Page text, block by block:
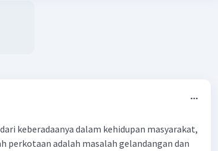
keberadaanya dalam kehidupan masyarakat,
perkotaan adalah masalah gelandangan dan